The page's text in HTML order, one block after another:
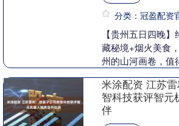
分类：冠盈配资
【贵州五日四晚
藏秘境+烟火美食
州的山河画卷，值
的苗寨、酸爽入....
米涂配资 江苏
智科技获评智元
伴